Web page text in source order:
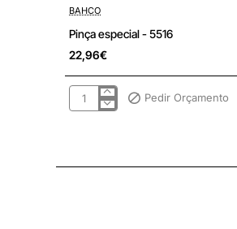
Pré-encomenda
BAHCO
Pinça especial - 5516
22,96€
Pinça
Pedir Orçamento